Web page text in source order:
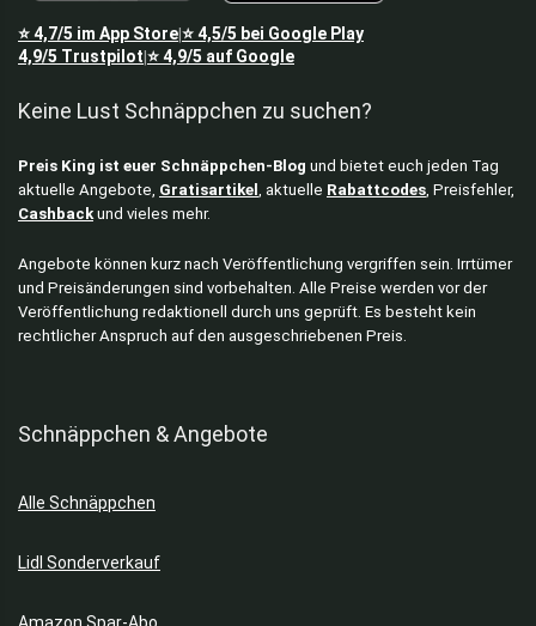
⭐4,7/5 im App Store⭐4,5/5 bei Google Play
4,9/5 Trustpilot ⭐4,9/5 auf Google
Keine Lust Schnäppchen zu suchen?
Preis King ist euer Schnäppchen-Blog und bietet euch jeden Tag
aktuelle Angebote, Gratisartikel , aktuelle Rabattcodes, Preisfehler,
Cashbackund vieles mehr.
Angebote können kurz nach Veröffentlichung vergriffen sein. Irrtümer
und Preisänderungen sind vorbehalten. Alle Preise werden vor der
Veröffentlichung redaktionell durch uns geprüft. Es besteht kein
rechtlicher Anspruch auf den ausgeschriebenen Preis.
Schnäppchen & Angebote
Alle Schnäppchen
Lidl Sonderverkauf